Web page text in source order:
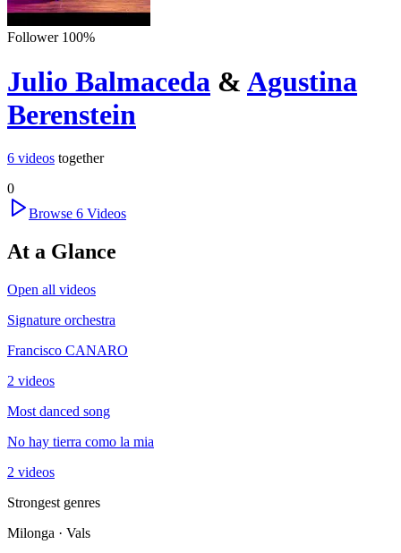
Follower 100%
Julio Balmaceda & Agustina
Berenstein
6 videos together
0
Browse 6 Videos
At a Glance
Open all videos
Signature orchestra
Francisco CANARO
2 videos
Most danced song
No hay tierra como la mia
2 videos
Strongest genres
Milonga · Vals